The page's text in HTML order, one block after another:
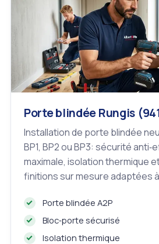
Porte blindée Rungis
Installation de porte blindée
BP1, BP2 ou BP3: sécurité
maximale, isolation thermique
finitions sur mesure adaptées
Porte blindée A2P
Bloc‑porte sécurisé
Isolation thermique